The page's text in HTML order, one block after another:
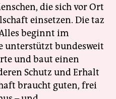
die sich vor Ort
einsetzen. Die taz
beginnt im
unterstützt bundesweit
und baut einen
Schutz und Erhalt
braucht guten, frei